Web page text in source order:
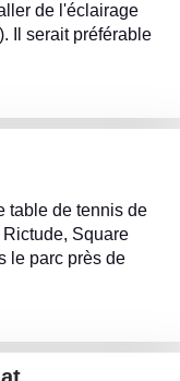
de l'éclairage
Il serait préférable
du chemin
table de tennis de
Square
le parc près de
contribution Table de